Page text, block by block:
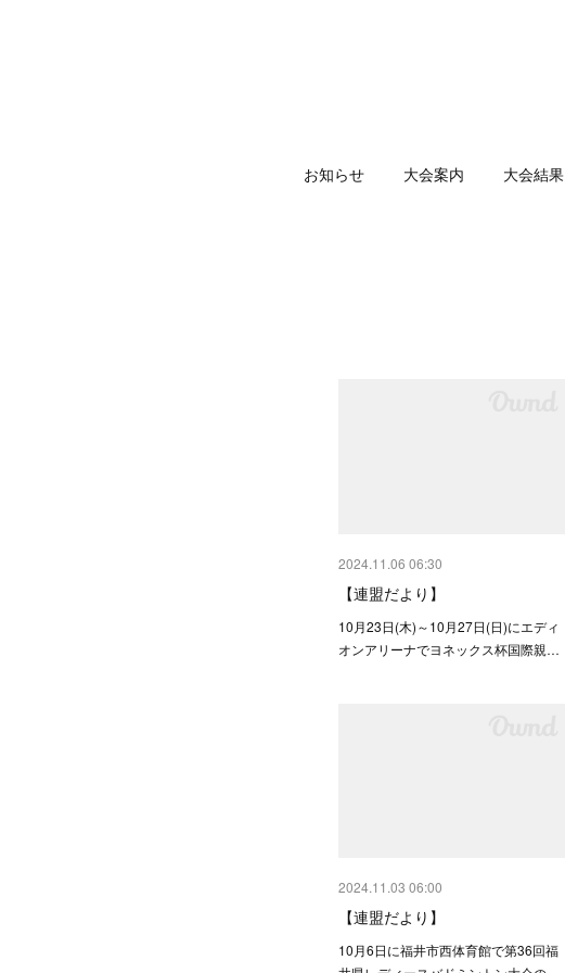
お知らせ 大会案内 大会結果
2024.11.06 06:30
【連盟だより】
10月23日(木)～10月27日(日)にエディ
オンアリーナでヨネックス杯国際親…
2024.11.03 06:00
【連盟だより】
10月6日に福井市西体育館で第36回福